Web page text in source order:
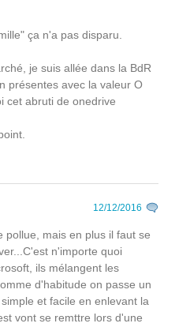
ça n'a pas disparu.
je suis allée dans la BdR
présentes avec la valeur O
cet abruti de onedrive
12/12/2016
pollue, mais en plus il faut se
n'importe quoi
ils mélangent les
d'habitude on passe un
et facile en enlevant la
vont se remttre lors d'une